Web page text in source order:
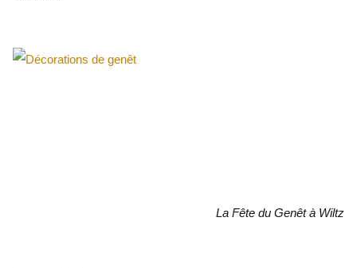
La Fête du Genêt à Wiltz